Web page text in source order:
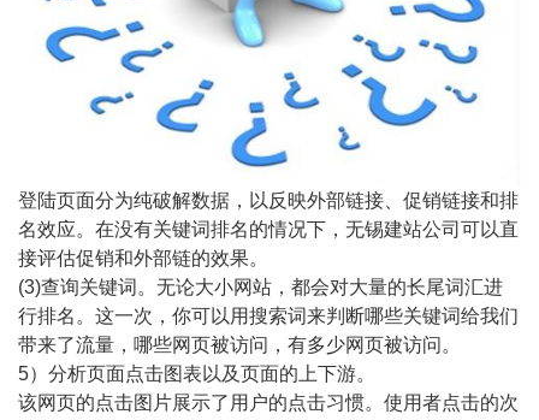
登陆页面分为纯破解数据，以反映外部链接、促销链接和排
名效应。在没有关键词排名的情况下，无锡建站公司可以直
接评估促销和外部链的效果。
(3)查询关键词。无论大小网站，都会对大量的长尾词汇进
行排名。这一次，你可以用搜索词来判断哪些关键词给我们
带来了流量，哪些网页被访问，有多少网页被访问。
5）分析页面点击图表以及页面的上下游。
该网页的点击图片展示了用户的点击习惯。使用者点击的次